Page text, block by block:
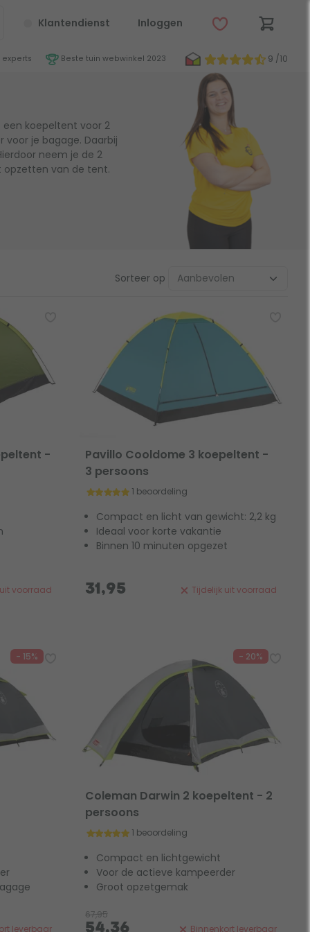
Klantendienst Inloggen
Beste tuin webwinkel 2023 9 /10
koepeltent voor 2
je bagage. Daarbij
neem je de 2
opzetten van de tent.
Sorteer op
-
voorraad
Pavillo Cooldome 3 koepeltent -
3 persoons
1 beoordeling
Compact en licht van gewicht: 2,2 kg
Ideaal voor korte vakantie
Binnen 10 minuten opgezet
Tijdelijk uit voorraad
31,95
- 15%
leverbaar
- 20%
Coleman Darwin 2 koepeltent - 2
persoons
1 beoordeling
Compact en lichtgewicht
Voor de actieve kampeerder
Groot opzetgemak
Binnenkort leverbaar
67,95
54,36